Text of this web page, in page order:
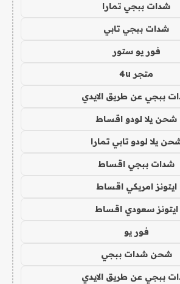
شدات ببجي تمارا
شدات ببجي تابي
فور يو ستور
متجر 4u
ببجي عن طريق الايدي
شحن يلا لودو اقساط
يلا لودو تابي تمارا
شدات ببجي اقساط
ايتونز امريكي اقساط
ايتونز سعودي اقساط
فور يو
شحن شدات ببجي
ببجي عن طريق الايدي